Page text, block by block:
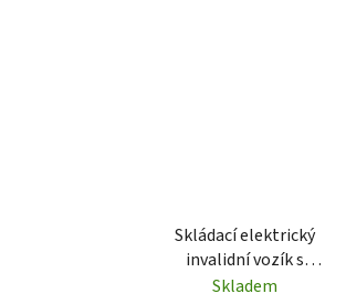
Skládací elektrický
invalidní vozík s
polohovatelným
Skladem